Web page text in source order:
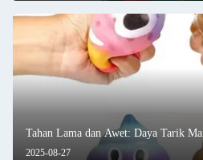
2025-08-27
Tahan Lama dan Awet: Daya Tarik